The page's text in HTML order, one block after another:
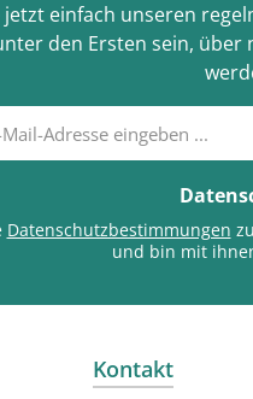
einfach unseren
den Ersten sein,
Datenschutzbestimmungen
und bin mit
Kontakt